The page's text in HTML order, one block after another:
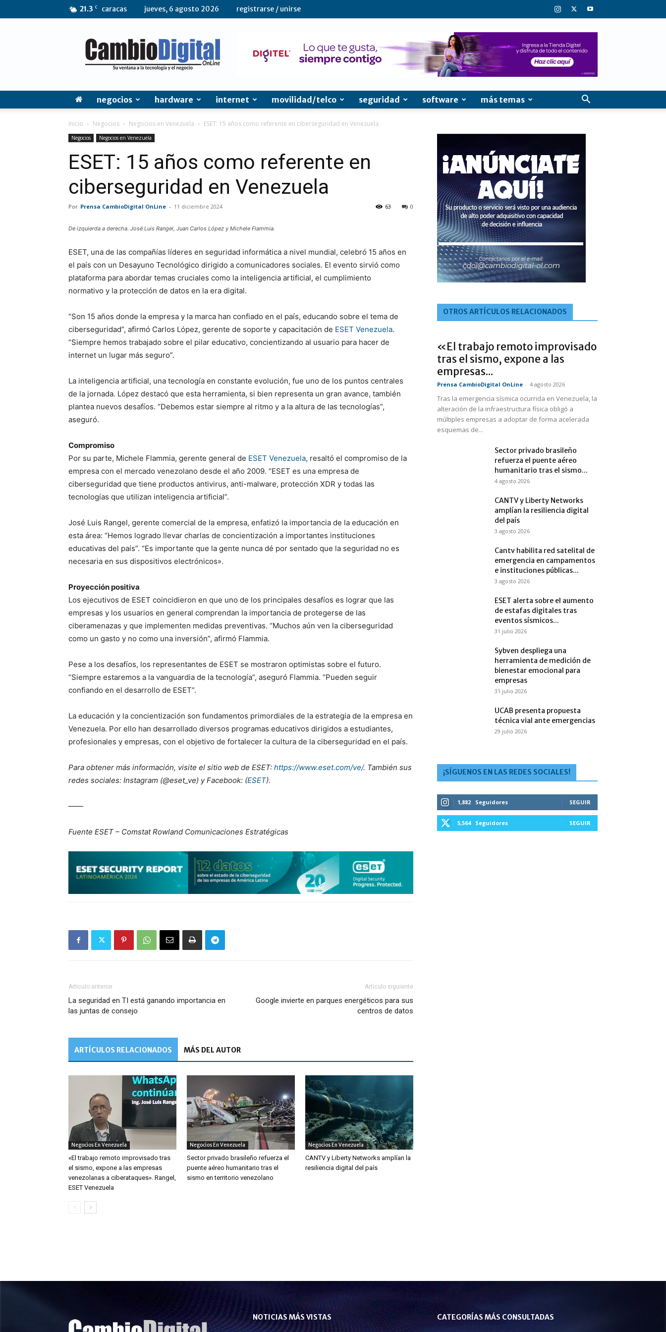
21.3 C caracas jueves, 6 agosto 2026 registrarse / unirse
CambioDigital
OnLine
negocios hardware internet movilidad/telco seguridad software más temas
Inicio Negocios Negocios en Venezuela ESET: 15 años como referente en ciberseguridad en Venezuela
Negocios Negocios en Venezuela
ESET: 15 años como referente en
ciberseguridad en Venezuela
Por Prensa CambioDigital OnLine - 11 diciembre 2024 0
63
De izquierda a derecha. José Luis Rangel, Juan Carlos López y Michele Flammia.
ESET, una de las compañías líderes en seguridad informática a nivel mundial, celebró 15 años en
el país con un Desayuno Tecnológico dirigido a comunicadores sociales. El evento sirvió como
plataforma para abordar temas cruciales como la inteligencia artificial, el cumplimiento
normativo y la protección de datos en la era digital.
“Son 15 años donde la empresa y la marca han confiado en el país, educando sobre el tema de
ciberseguridad”, afirmó Carlos López, gerente de soporte y capacitación de ESET Venezuela.
“Siempre hemos trabajado sobre el pilar educativo, concientizando al usuario para hacer de
internet un lugar más seguro”.
La inteligencia artificial, una tecnología en constante evolución, fue uno de los puntos centrales
de la jornada. López destacó que esta herramienta, si bien representa un gran avance, también
plantea nuevos desafíos. “Debemos estar siempre al ritmo y a la altura de las tecnologías”,
aseguró.
Compromiso
Por su parte, Michele Flammia, gerente general de ESET Venezuela, resaltó el compromiso de la
empresa con el mercado venezolano desde el año 2009. “ESET es una empresa de
ciberseguridad que tiene productos antivirus, anti-malware, protección XDR y todas las
tecnologías que utilizan inteligencia artificial”.
José Luis Rangel, gerente comercial de la empresa, enfatizó la importancia de la educación en
esta área: “Hemos logrado llevar charlas de concientización a importantes instituciones
educativas del país”. “Es importante que la gente nunca dé por sentado que la seguridad no es
necesaria en sus dispositivos electrónicos».
Proyección positiva
Los ejecutivos de ESET coincidieron en que uno de los principales desafíos es lograr que las
empresas y los usuarios en general comprendan la importancia de protegerse de las
ciberamenazas y que implementen medidas preventivas. “Muchos aún ven la ciberseguridad
como un gasto y no como una inversión”, afirmó Flammia.
Pese a los desafíos, los representantes de ESET se mostraron optimistas sobre el futuro.
“Siempre estaremos a la vanguardia de la tecnología”, aseguró Flammia. “Pueden seguir
confiando en el desarrollo de ESET”.
La educación y la concientización son fundamentos primordiales de la estrategia de la empresa en
Venezuela. Por ello han desarrollado diversos programas educativos dirigidos a estudiantes,
profesionales y empresas, con el objetivo de fortalecer la cultura de la ciberseguridad en el país.
Para obtener más información, visite el sitio web de ESET: https://www.eset.com/ve/. También sus
redes sociales: Instagram (@eset_ve) y Facebook: (ESET).
——
Fuente ESET – Comstat Rowland Comunicaciones Estratégicas
Artículo anterior
La seguridad en TI está ganando importancia en
las juntas de consejo
Artículo siguiente
Google invierte en parques energéticos para sus
centros de datos
ARTÍCULOS RELACIONADOS MÁS DEL AUTOR
Negocios En Venezuela
«El trabajo remoto improvisado tras
el sismo, expone a las empresas
venezolanas a ciberataques». Rangel,
ESET Venezuela
Negocios En Venezuela
Sector privado brasileño refuerza el
puente aéreo humanitario tras el
sismo en territorio venezolano
Negocios En Venezuela
CANTV y Liberty Networks amplían la
resiliencia digital del país
OTROS ARTÍCULOS RELACIONADOS
«El trabajo remoto improvisado
tras el sismo, expone a las
empresas...
Prensa CambioDigital OnLine - 4 agosto 2026
Tras la emergencia sísmica ocurrida en Venezuela, la
alteración de la infraestructura física obligó a
múltiples empresas a adoptar de forma acelerada
esquemas de...
Sector privado brasileño
refuerza el puente aéreo
humanitario tras el sismo...
4 agosto 2026
CANTV y Liberty Networks
amplían la resiliencia digital
del país
3 agosto 2026
Cantv habilita red satelital de
emergencia en campamentos
e instituciones públicas...
3 agosto 2026
ESET alerta sobre el aumento
de estafas digitales tras
eventos sísmicos...
31 julio 2026
Sybven despliega una
herramienta de medición de
bienestar emocional para
empresas
31 julio 2026
UCAB presenta propuesta
técnica vial ante emergencias
29 julio 2026
¡SÍGUENOS EN LAS REDES SOCIALES!
1,882 Seguidores SEGUIR
5,564 Seguidores SEGUIR
NOTICIAS MÁS VISTAS CATEGORÍAS MÁS CONSULTADAS